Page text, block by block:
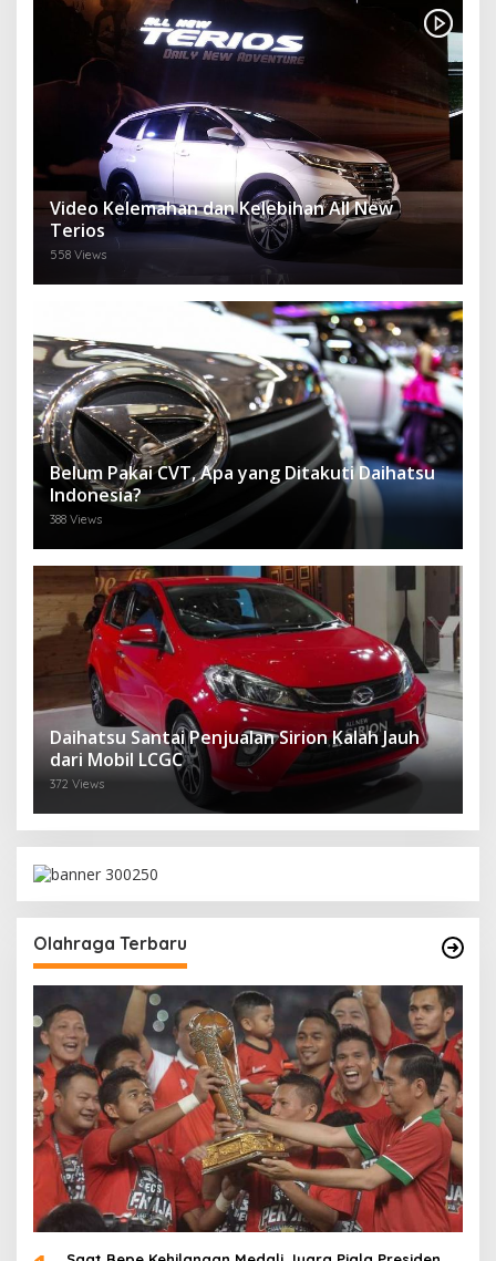
Video Kelemahan dan Kelebihan All New
Terios
558 Views
Belum Pakai CVT, Apa yang Ditakuti Daihatsu
Indonesia?
388 Views
Daihatsu Santai Penjualan Sirion Kalah Jauh
dari Mobil LCGC
372 Views
Olahraga Terbaru